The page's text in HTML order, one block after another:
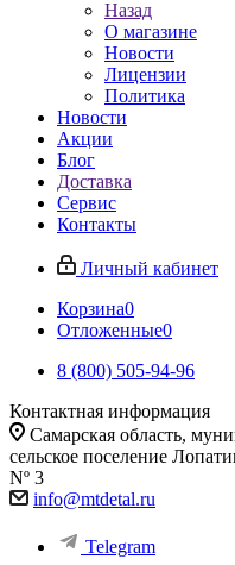
Назад
О магазине
Новости
Лицензии
Политика
Новости
Акции
Блог
Доставка
Сервис
Контакты
Личный кабинет
Корзина0
Отложенные0
8 (800) 505-94-96
Контактная информация
Самарская область,
сельское поселение
Nº 3
info@mtdetal.ru
Telegram